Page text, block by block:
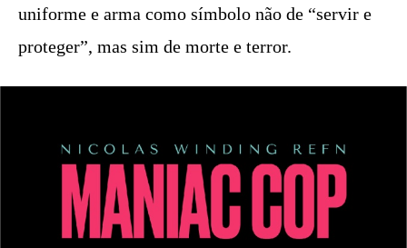
uniforme e arma como símbolo não de “servir e
proteger”, mas sim de morte e terror.